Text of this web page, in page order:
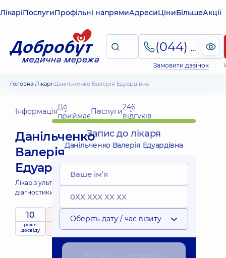
ЛікаріПослугиПрофільні напрямиАдресиЦіниБільшеАкції
(044) 495-2-888
Замовити дзвінок
Головна Лікарі Данільченко Валерія Едуардівна
ІнформаціяДе
приймаєПослуги246
відгуків
Данільченко
Валерія
Едуардівна
Лікар з ультразвукової
діагностики;
10
років
досвіду
5 / 5
на підставі
246 відгуків
Запис до лікаря
Данільченко Валерія Едуардівна
Оберіть дату / час візиту